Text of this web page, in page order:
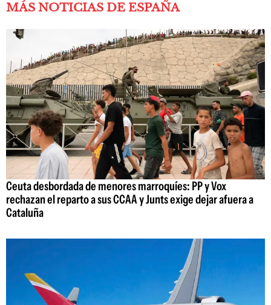
MÁS NOTICIAS DE ESPAÑA
Ceuta desbordada de menores marroquíes: PP y Vox
rechazan el reparto a sus CCAA y Junts exige dejar afuera a
Cataluña